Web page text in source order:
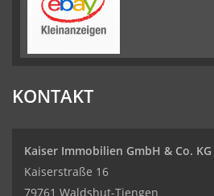
KONTAKT
Kaiser Immobilien GmbH & Co. KG
Kaiserstraße 16
79761 Waldshut-Tiengen